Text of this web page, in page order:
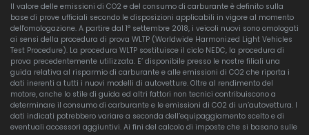
Il valore delle emissioni di CO2 e del consumo di carburante è definito sulla
base di prove ufficiali secondo le disposizioni applicabili in vigore al momento
dell'omologazione. A partire dal 1° settembre 2018, i veicoli nuovi sono omologati
ai sensi della procedura di prova WLTP (Worldwide Harmonized Light Vehicles
Test Procedure). La procedura WLTP sostituisce il ciclo NEDC, la procedura di
prova precedentemente utilizzata. E’ disponibile presso le nostre filiali una
guida relativa al risparmio di carburante e alle emissioni di CO2 che riporta i
dati inerenti a tutti i nuovi modelli di autovetture. Oltre al rendimento del
motore, anche lo stile di guida ed altri fattori non tecnici contribuiscono a
determinare il consumo di carburante e le emissioni di CO2 di un’autovettura. I
dati indicati potrebbero variare a seconda dell’equipaggiamento scelto e di
eventuali accessori aggiuntivi. Ai fini del calcolo di imposte che si basano sulle